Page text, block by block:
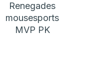
Renegades
mousesports
MVP PK